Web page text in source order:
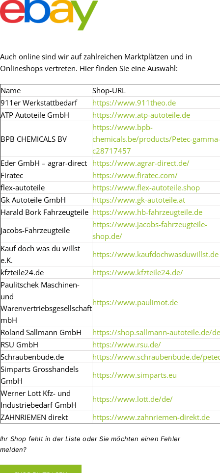
Auch online sind wir auf zahlreichen Marktplätzen und in
Onlineshops vertreten. Hier finden Sie eine Auswahl:
Name
Shop-URL
911er Werkstattbedarf
https://www.911theo.de
ATP Autoteile GmbH
https://www.atp-autoteile.de
BPB CHEMICALS BV
https://www.bpb-
chemicals.be/products/Petec-gamma-
c28717457
Eder GmbH – agrar-direct
https://www.agrar-direct.de/
Firatec
https://www.firatec.com/
flex-autoteile
https://www.flex-autoteile.shop
Gk Autoteile GmbH
https://www.gk-autoteile.at
Harald Bork Fahrzeugteile https://www.hb-fahrzeugteile.de
Jacobs-Fahrzeugteile
https://www.jacobs-fahrzeugteile-
shop.de/
Kauf doch was du willst
e.K.
https://www.kaufdochwasduwillst.de
kfzteile24.de
https://www.kfzteile24.de/
Paulitschek Maschinen-
und
Warenvertriebsgesellschaft
mbH
https://www.paulimot.de
Roland Sallmann GmbH
https://shop.sallmann-autoteile.de/
RSU GmbH
https://www.rsu.de/
Schraubenbude.de
https://www.schraubenbude.de/
Simparts Grosshandels
GmbH
https://www.simparts.eu
Werner Lott Kfz- und
Industriebedarf GmbH
https://www.lott.de/de/
ZAHNRIEMEN direkt
https://www.zahnriemen-direkt.de
Ihr Shop fehlt in der Liste oder Sie möchten einen Fehler
melden?